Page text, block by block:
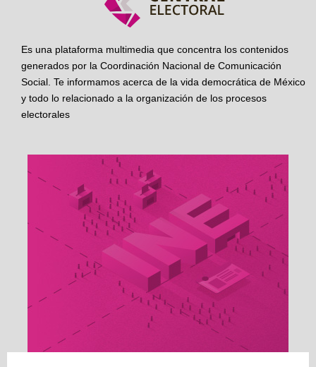
Es una plataforma multimedia que concentra los contenidos
generados por la Coordinación Nacional de Comunicación
Social. Te informamos acerca de la vida democrática de México
y todo lo relacionado a la organización de los procesos
electorales